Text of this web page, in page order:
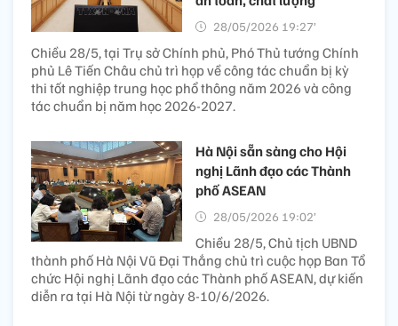
28/05/2026 19:27’
Chiều 28/5, tại Trụ sở Chính phủ, Phó Thủ tướng Chính
phủ Lê Tiến Châu chủ trì họp về công tác chuẩn bị kỳ
thi tốt nghiệp trung học phổ thông năm 2026 và công
tác chuẩn bị năm học 2026-2027.
Hà Nội sẵn sàng cho Hội
nghị Lãnh đạo các Thành
phố ASEAN
28/05/2026 19:02’
Chiều 28/5, Chủ tịch UBND
thành phố Hà Nội Vũ Đại Thắng chủ trì cuộc họp Ban Tổ
chức Hội nghị Lãnh đạo các Thành phố ASEAN, dự kiến
diễn ra tại Hà Nội từ ngày 8-10/6/2026.